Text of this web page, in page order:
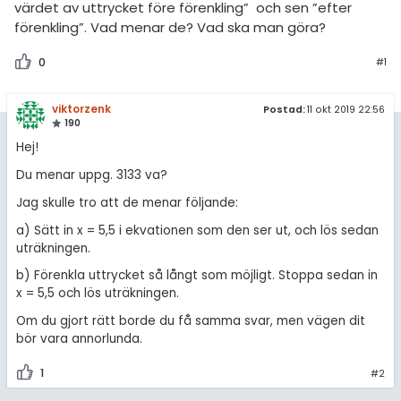
värdet av uttrycket före förenkling” och sen ”efter
förenkling”. Vad menar de? Vad ska man göra?
0 #1
viktorzenk
190
Postad:11 okt 2019 22:56
Hej!
Du menar uppg. 3133 va?
Jag skulle tro att de menar följande:
a) Sätt in x = 5,5 i ekvationen som den ser ut, och lös sedan
uträkningen.
b) Förenkla uttrycket så långt som möjligt. Stoppa sedan in
x = 5,5 och lös uträkningen.
Om du gjort rätt borde du få samma svar, men vägen dit
bör vara annorlunda.
1 #2